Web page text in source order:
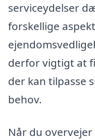
serviceydelser
forskellige
derfor vigtigt at
der kan tilpasse
behov.
Når du